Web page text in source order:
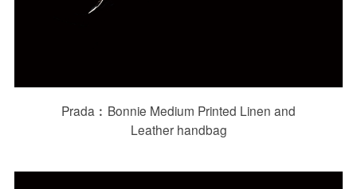
Prada︰Bonnie Medium Printed Linen and
Leather handbag